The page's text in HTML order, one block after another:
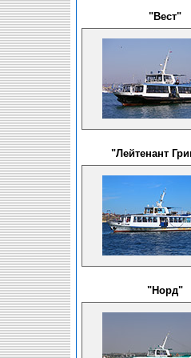
"Вест"
"Лейтенант
"Норд"